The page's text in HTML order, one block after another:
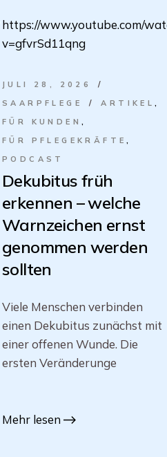
https://www.youtube.com/
v=gfvrSd11qng
JULI 28, 2026
SAARPFLEGE
ARTIKEL
FÜR KUNDEN
FÜR PFLEGEKRÄFTE
PODCAST
Dekubitus früh
erkennen – welche
Warnzeichen ernst
genommen werden
sollten
Viele Menschen verbinden
einen Dekubitus zunächst mit
einer offenen Wunde. Die
ersten Veränderunge
Mehr lesen